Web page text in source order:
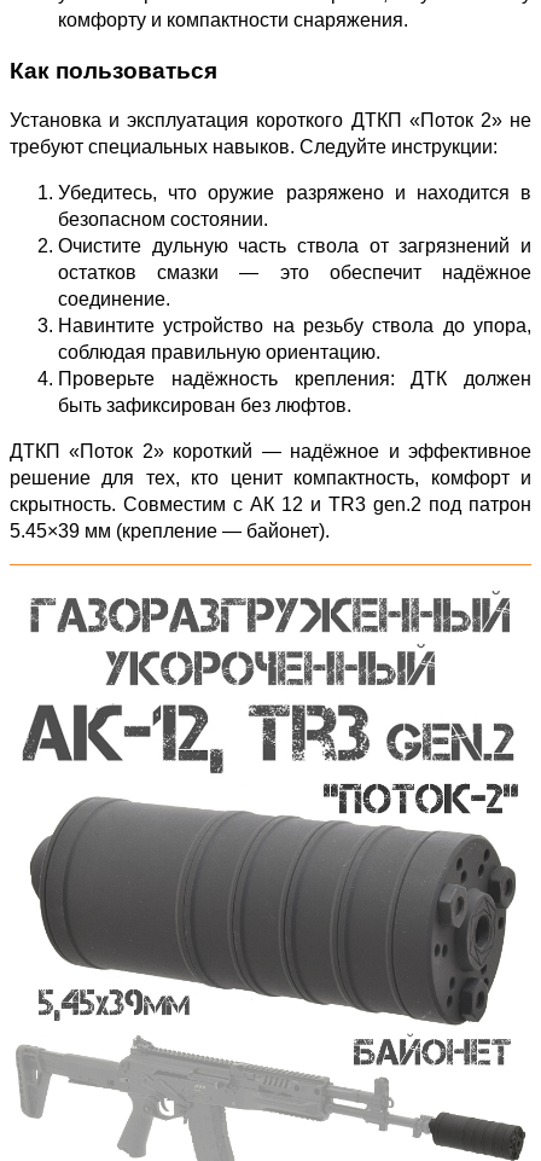
комфорту и компактности снаряжения.
Как пользоваться
Установка и эксплуатация короткого ДТКП «Поток 2» не
требуют специальных навыков. Следуйте инструкции:
Убедитесь, что оружие разряжено и находится в
безопасном состоянии.
Очистите дульную часть ствола от загрязнений и
остатков смазки — это обеспечит надёжное
соединение.
Навинтите устройство на резьбу ствола до упора,
соблюдая правильную ориентацию.
Проверьте надёжность крепления: ДТК должен
быть зафиксирован без люфтов.
ДТКП «Поток 2» короткий — надёжное и эффективное
решение для тех, кто ценит компактность, комфорт и
скрытность. Совместим с АК 12 и TR3 gen.2 под патрон
5.45×39 мм (крепление — байонет).